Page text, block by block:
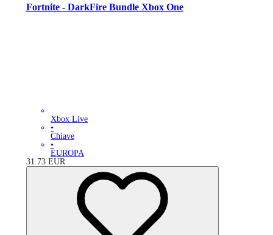
Fortnite - DarkFire Bundle Xbox One
Xbox Live
•
Chiave
•
EUROPA
31.73 EUR